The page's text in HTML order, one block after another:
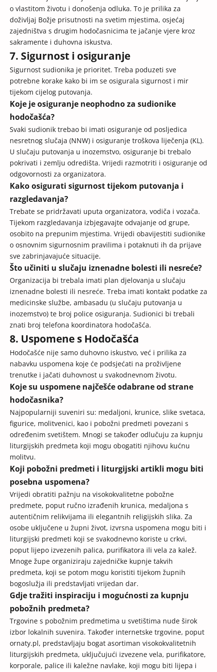
o vlastitom životu i donošenja odluka. To je prilika za
doživljaj Božje prisutnosti na svetim mjestima, osjećaj
zajedništva s drugim hodočasnicima te jačanje vjere kroz
sakramente i duhovna iskustva.
7. Sigurnost i osiguranje
Sigurnost sudionika je prioritet. Treba poduzeti sve
potrebne korake kako bi im se osigurala sigurnost i mir
tijekom cijelog putovanja.
Koje je osiguranje neophodno za sudionike
hodočašća?
Svaki sudionik trebao bi imati osiguranje od posljedica
nesretnog slučaja (NNW) i osiguranje troškova liječenja (KL).
U slučaju putovanja u inozemstvo, osiguranje bi trebalo
pokrivati i zemlju odredišta. Vrijedi razmotriti i osiguranje od
odgovornosti za organizatora.
Kako osigurati sigurnost tijekom putovanja i
razgledavanja?
Trebate se pridržavati uputa organizatora, vodiča i vozača.
Tijekom razgledavanja izbjegavajte odvajanje od grupe,
osobito na prepunim mjestima. Vrijedi obavijestiti sudionike
o osnovnim sigurnosnim pravilima i potaknuti ih da prijave
sve zabrinjavajuće situacije.
Što učiniti u slučaju iznenadne bolesti ili nesreće?
Organizacija bi trebala imati plan djelovanja u slučaju
iznenadne bolesti ili nesreće. Treba imati kontakt podatke za
medicinske službe, ambasadu (u slučaju putovanja u
inozemstvo) te broj police osiguranja. Sudionici bi trebali
znati broj telefona koordinatora hodočašća.
8. Uspomene s Hodočašća
Hodočašće nije samo duhovno iskustvo, već i prilika za
nabavku uspomena koje će podsjećati na proživljene
trenutke i jačati duhovnost u svakodnevnom životu.
Koje su uspomene najčešće odabrane od strane
hodočasnika?
Najpopularniji suveniri su: medaljoni, krunice, slike svetaca,
figurice, molitvenici, kao i pobožni predmeti povezani s
određenim svetištem. Mnogi se također odlučuju za kupnju
liturgijskih predmeta koji mogu obogatiti njihovu kućnu
molitvu.
Koji pobožni predmeti i liturgijski artikli mogu biti
posebna uspomena?
Vrijedi obratiti pažnju na visokokvalitetne pobožne
predmete, poput ručno izrađenih krunica, medaljona s
autentičnim relikvijama ili elegantnih religijskih slika. Za
osobe uključene u župni život, izvrsna uspomena mogu biti i
liturgijski predmeti koji se svakodnevno koriste u crkvi,
poput lijepo izvezenih palica, purifikatora ili vela za kalež.
Mnoge župe organiziraju zajedničke kupnje takvih
predmeta, koji se potom mogu koristiti tijekom župnih
bogoslužja ili predstavljati vrijedan dar.
Gdje tražiti inspiraciju i mogućnosti za kupnju
pobožnih predmeta?
Trgovine s pobožnim predmetima u svetištima nude širok
izbor lokalnih suvenira. Također internetske trgovine, poput
ornaty.pl, predstavljaju bogat asortiman visokokvalitetnih
liturgijskih predmeta, uključujući izvezene vela, purifikatore,
korporale, palice ili kaležne navlake, koji mogu biti lijepa i